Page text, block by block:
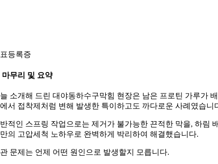
등록증
마무리 및 요약
소개해 드린 대야동하수구막힘 현장은 남은 프로틴 가루가
서 접착제처럼 변해 발생한 특이하고도 까다로운 사례였습니
적인 스프링 작업으로는 제거가 불가능한 끈적한 막을, 하림
의 고압세척 노하우로 완벽하게 박리하여 해결했습니다.
문제는 언제 어떤 원인으로 발생할지 모릅니다.